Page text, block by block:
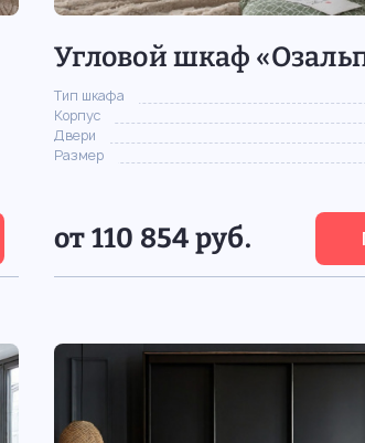
Угловой шкаф
Тип шкафа
Корпус
Двери
Размер
от 110 854 руб.